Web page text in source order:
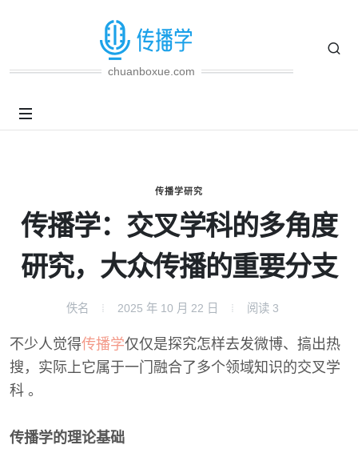
chuanboxue.com
传播学研究
传播学：交叉学科的多角度
研究，大众传播的重要分支
佚名 2025 年 10 月 22 日 阅读 3
不少人觉得传播学仅仅是探究怎样去发微博、搞出热
搜，实际上它属于一门融合了多个领域知识的交叉学
科 。
传播学的理论基础